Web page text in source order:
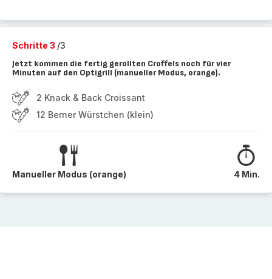
Schritte 3 /3
Jetzt kommen die fertig gerollten Croffels noch für vier
Minuten auf den Optigrill (manueller Modus, orange).
2 Knack & Back Croissant
12 Berner Würstchen (klein)
Manueller Modus (orange) 4 Min.